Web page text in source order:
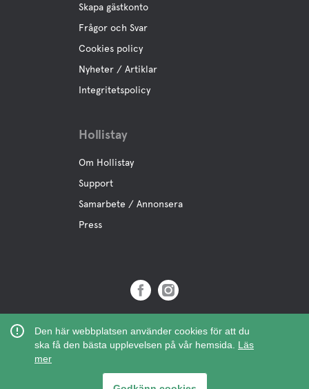
Den här webbplatsen använder cookies för att du
ska få den bästa upplevelsen på vår hemsida. Läs
mer
Skapa gästkonto
Frågor och Svar
Cookies policy
Nyheter / Artiklar
Integritetspolicy
Hollistay
Om Hollistay
Support
Samarbete / Annonsera
Press
Org.Nr: 559121-9463